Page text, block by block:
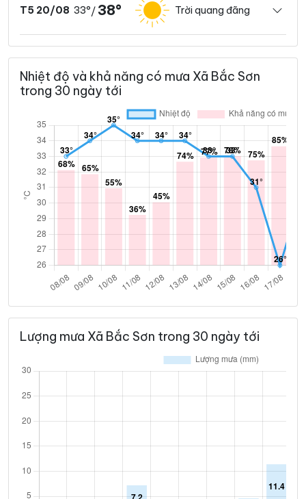
T5 20/08 33°/ 38° Trời quang đãng
Nhiệt độ và khả năng có mưa Xã Bắc Sơn
trong 30 ngày tới
Lượng mưa Xã Bắc Sơn trong 30 ngày tới